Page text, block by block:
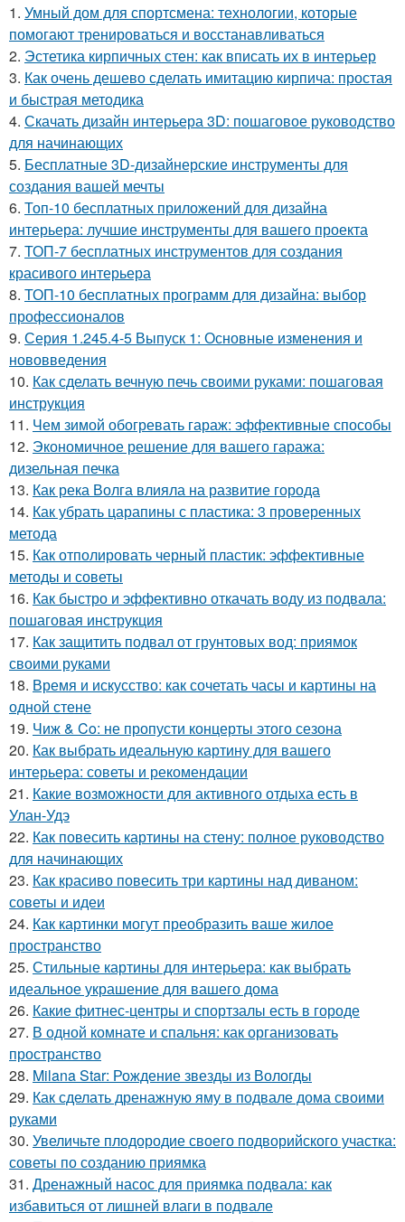
1. Умный дом для спортсмена: технологии, которые
помогают тренироваться и восстанавливаться
2. Эстетика кирпичных стен: как вписать их в интерьер
3. Как очень дешево сделать имитацию кирпича: простая
и быстрая методика
4. Скачать дизайн интерьера 3D: пошаговое руководство
для начинающих
5. Бесплатные 3D-дизайнерские инструменты для
создания вашей мечты
6. Топ-10 бесплатных приложений для дизайна
интерьера: лучшие инструменты для вашего проекта
7. ТОП-7 бесплатных инструментов для создания
красивого интерьера
8. ТОП-10 бесплатных программ для дизайна: выбор
профессионалов
9. Серия 1.245.4-5 Выпуск 1: Основные изменения и
нововведения
10. Как сделать вечную печь своими руками: пошаговая
инструкция
11. Чем зимой обогревать гараж: эффективные способы
12. Экономичное решение для вашего гаража:
дизельная печка
13. Как река Волга влияла на развитие города
14. Как убрать царапины с пластика: 3 проверенных
метода
15. Как отполировать черный пластик: эффективные
методы и советы
16. Как быстро и эффективно откачать воду из подвала:
пошаговая инструкция
17. Как защитить подвал от грунтовых вод: приямок
своими руками
18. Время и искусство: как сочетать часы и картины на
одной стене
19. Чиж & Co: не пропусти концерты этого сезона
20. Как выбрать идеальную картину для вашего
интерьера: советы и рекомендации
21. Какие возможности для активного отдыха есть в
Улан-Удэ
22. Как повесить картины на стену: полное руководство
для начинающих
23. Как красиво повесить три картины над диваном:
советы и идеи
24. Как картинки могут преобразить ваше жилое
пространство
25. Стильные картины для интерьера: как выбрать
идеальное украшение для вашего дома
26. Какие фитнес-центры и спортзалы есть в городе
27. В одной комнате и спальня: как организовать
пространство
28. Milana Star: Рождение звезды из Вологды
29. Как сделать дренажную яму в подвале дома своими
руками
30. Увеличьте плодородие своего подворийского участка:
советы по созданию приямка
31. Дренажный насос для приямка подвала: как
избавиться от лишней влаги в подвале